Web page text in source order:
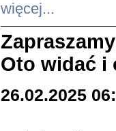
więcej...
Oto widać i
26.02.2025